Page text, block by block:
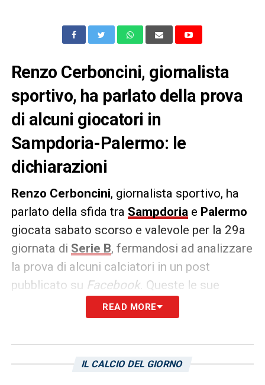
Renzo Cerboncini, giornalista
sportivo, ha parlato della prova
di alcuni giocatori in
Sampdoria-Palermo: le
dichiarazioni
Renzo Cerboncini, giornalista sportivo, ha
parlato della sfida tra Sampdoriae Palermo
giocata sabato scorso e valevole per la 29a
giornata di Serie B, fermandosi ad analizzare
la prova di alcuni calciatori in un post
pubblicato su Facebook. Queste le sue
della giornata) è un somaro non tanto per il
READ MORE
IL CALCIO DEL GIORNO